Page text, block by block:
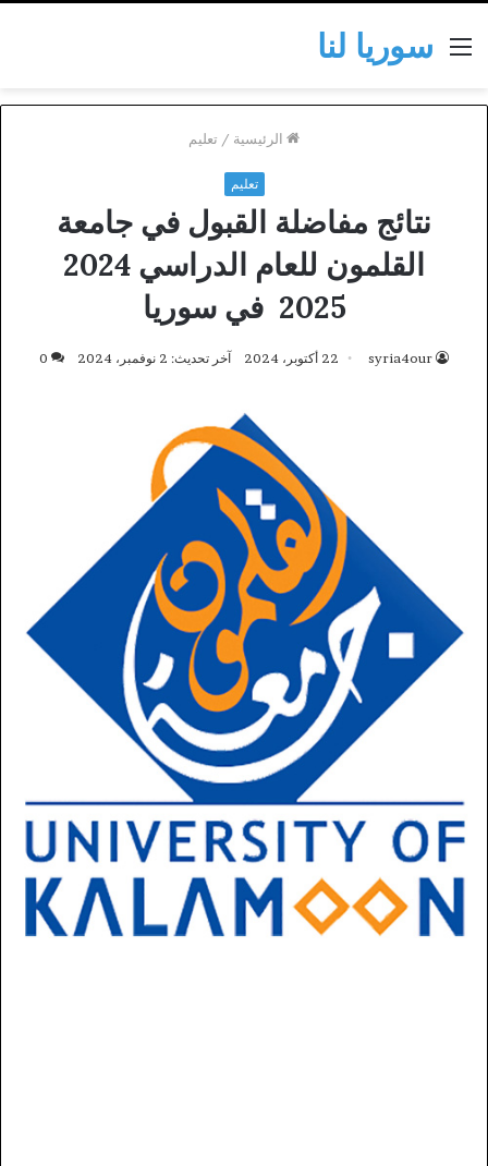
سوريا لناالقائمة
الرئيسية / تعليم
تعليم
نتائج مفاضلة القبول في جامعة
القلمون للعام الدراسي 2024
2025 في سوريا
syria4our 22 أكتوبر، 2024 آخر تحديث: 2 نوفمبر، 2024 0